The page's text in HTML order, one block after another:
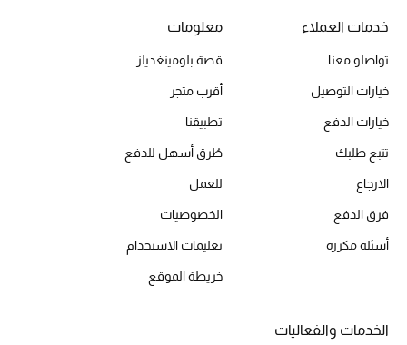
أحذية للأطفال
أبرز المصممين
تسوقوا الأحذية
خدمات العملاء
تواصلو معنا
خيارات التوصيل
خيارات الدفع
تتبع طلبك
الارجاع
فرق الدفع
أسئلة مكررة
معلومات
قصة بلومينغديلز
أقرب متجر
تطبيقنا
طُرق أسهل للدفع
للعمل
الخصوصيات
تعليمات الاستخدام
خريطة الموقع
الخدمات والفعاليات